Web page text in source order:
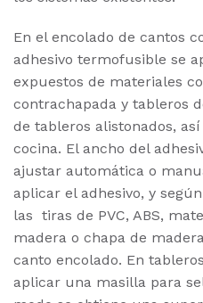
En el encolado de cantos
adhesivo termofusible se
expuestos de materiales
contrachapada y tableros
de tableros alistonados,
cocina. El ancho del
ajustar automática o
aplicar el adhesivo, y
las tiras de PVC, ABS,
madera o chapa de
canto encolado. En
aplicar una masilla para